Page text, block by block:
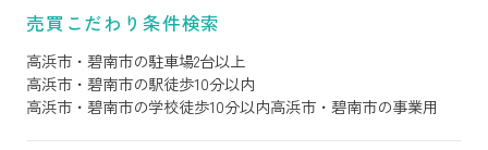
売買こだわり条件検索
高浜市・碧南市の駐車場2台以上
高浜市・碧南市の駅徒歩10分以内
高浜市・碧南市の学校徒歩10分以内高浜市・碧南市の事業用